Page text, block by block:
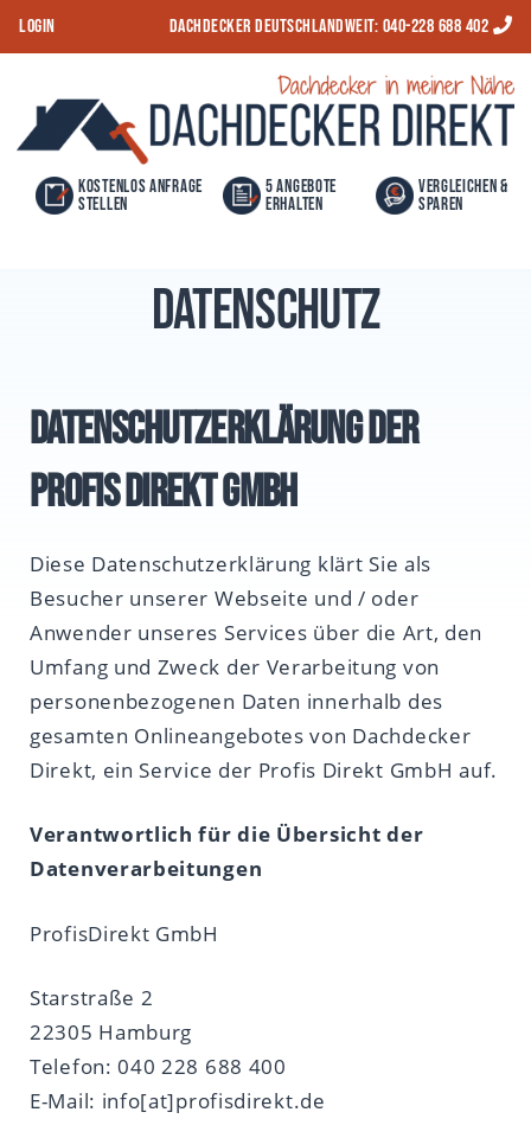
k
LOGIN Dachdecker Deutschlandweit: 040-228 688 402
Dachdeckerdirekt
Kostenlos Anfrage
stellen
5 Angebote
erhalten
Vergleichen &
Sparen
Datenschutz
Datenschutzerklärung der
Profis Direkt GmbH
Diese Datenschutzerklärung klärt Sie als
Besucher unserer Webseite und / oder
Anwender unseres Services über die Art, den
Umfang und Zweck der Verarbeitung von
personenbezogenen Daten innerhalb des
gesamten Onlineangebotes von Dachdecker
Direkt, ein Service der Profis Direkt GmbH auf.
Verantwortlich für die Übersicht der
Datenverarbeitungen
ProfisDirekt GmbH
Starstraße 2
22305 Hamburg
Telefon: 040 228 688 400
E-Mail: info[at]profisdirekt.de